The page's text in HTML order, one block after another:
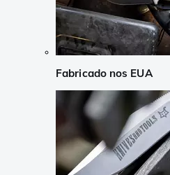
Fabricado nos EUA